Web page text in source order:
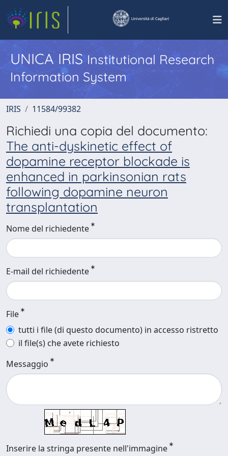
UNICA IRISInstitutional Research
Information System
IRIS 11584/99382
Richiedi una copia del documento:
The anti-dyskinetic effect of
dopamine receptor blockade is
enhanced in parkinsonian rats
following dopamine neuron
transplantation
Nome del richiedente
E-mail del richiedente
File
tutti i file (di questo documento) in accesso ristretto
il file(s) che avete richiesto
Messaggio
Inserire la stringa presente nell'immagine